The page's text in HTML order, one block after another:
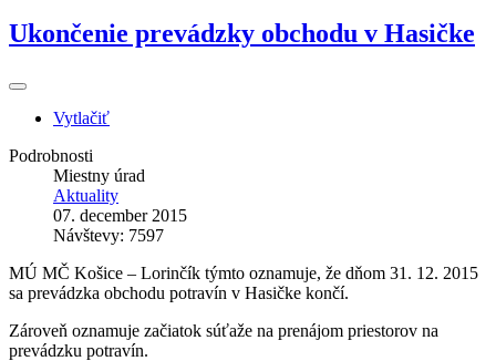
Ukončenie prevádzky obchodu v Hasičke
Vytlačiť
Podrobnosti
Miestny úrad
Aktuality
07. december 2015
Návštevy: 7597
MÚ MČ Košice – Lorinčík týmto oznamuje, že dňom 31. 12. 2015
sa prevádzka obchodu potravín v Hasičke končí.
Zároveň oznamuje začiatok súťaže na prenájom priestorov na
prevádzku potravín.